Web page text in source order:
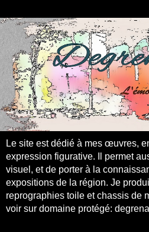
Le site est dédié à mes œuvres,
expression figurative. Il permet
visuel, et de porter à la
expositions de la région. Je
reprographies toile et chassis de
voir sur domaine protégé: